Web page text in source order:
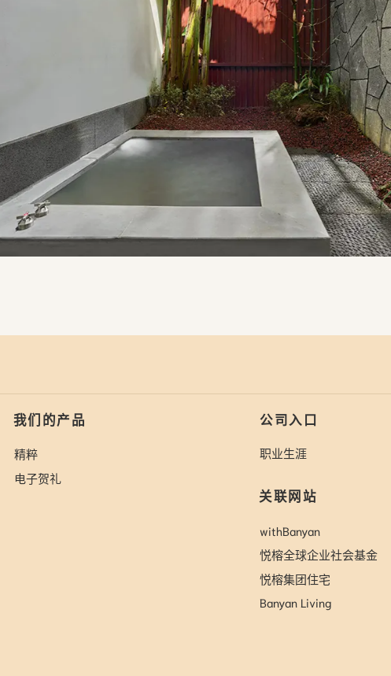
我们的产品
精粹
电子贺礼
公司入口
职业生涯
关联网站
withBanyan
悦榕全球企业社会基金
悦榕集团住宅
Banyan Living